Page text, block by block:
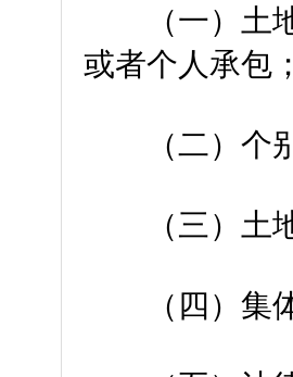
（一）土地
或者个人承包
（二）个别
（三）土地
（四）集体